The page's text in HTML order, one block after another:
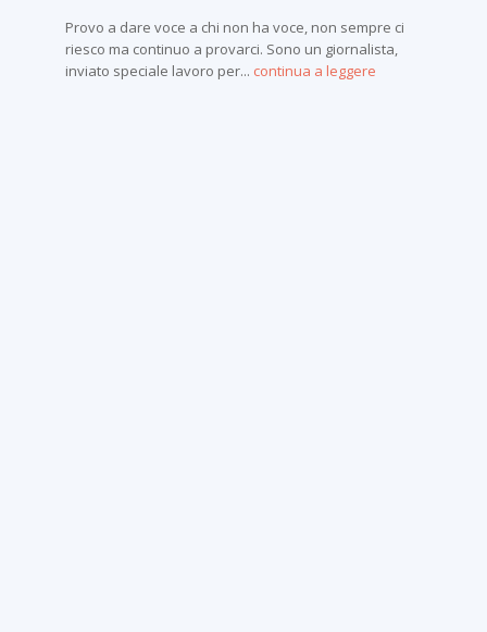
Provo a dare voce a chi non ha voce, non sempre ci
riesco ma continuo a provarci. Sono un giornalista,
inviato speciale lavoro per... continua a leggere